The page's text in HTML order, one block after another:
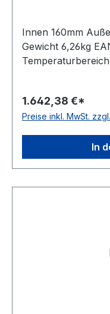
Innen 160mm
Gewicht 6,26kg
Stahlblechkäfig
Standard-
ohne Flansch/Nut
Bohrung Dichtung
1.642,38 €*
Preise inkl. MwSt.
In